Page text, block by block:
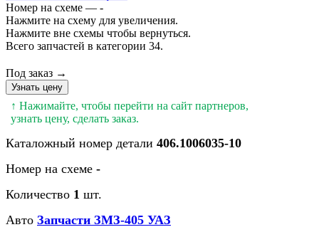
Номер на схеме — -
Нажмите на схему для увеличения.
Нажмите вне схемы чтобы вернуться.
Всего запчастей в категории 34.
Под заказ →
Узнать цену
↑ Нажимайте, чтобы перейти на сайт партнеров,
узнать цену, сделать заказ.
Каталожный номер детали 406.1006035-10
Номер на схеме -
Количество 1 шт.
Авто Запчасти ЗМЗ-405 УАЗ